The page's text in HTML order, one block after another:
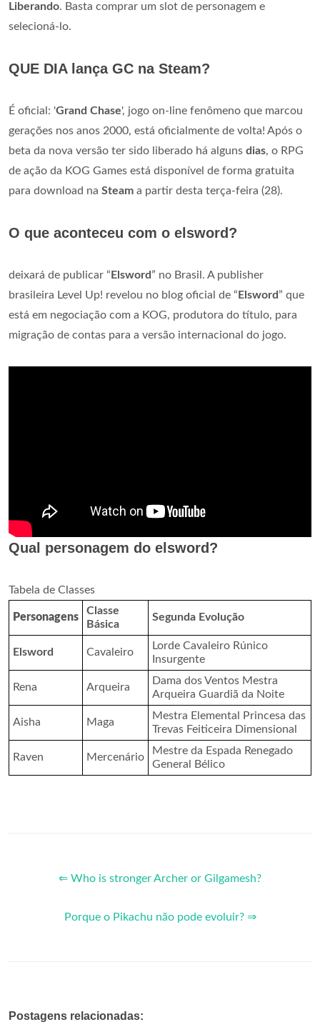
Liberando. Basta comprar um slot de personagem e
selecioná-lo.
QUE DIA lança GC na Steam?
É oficial: 'Grand Chase', jogo on-line fenômeno que marcou
gerações nos anos 2000, está oficialmente de volta! Após o
beta da nova versão ter sido liberado há alguns dias, o RPG
de ação da KOG Games está disponível de forma gratuita
para download na Steam a partir desta terça-feira (28).
O que aconteceu com o elsword?
deixará de publicar “ Elsword” no Brasil. A publisher
brasileira Level Up! revelou no blog oficial de “ Elsword” que
está em negociação com a KOG, produtora do título, para
migração de contas para a versão internacional do jogo.
Qual personagem do elsword?
Tabela de Classes
Personagens
Classe
Básica
Segunda Evolução
Elsword Cavaleiro
Lorde Cavaleiro Rúnico
Insurgente
Rena Arqueira
Dama dos Ventos Mestra
Arqueira Guardiã da Noite
Aisha Maga
Mestra Elemental Princesa das
Trevas Feiticeira Dimensional
Raven Mercenário
Mestre da Espada Renegado
General Bélico
⇐ Who is stronger Archer or Gilgamesh?
Porque o Pikachu não pode evoluir? ⇒
Postagens relacionadas: